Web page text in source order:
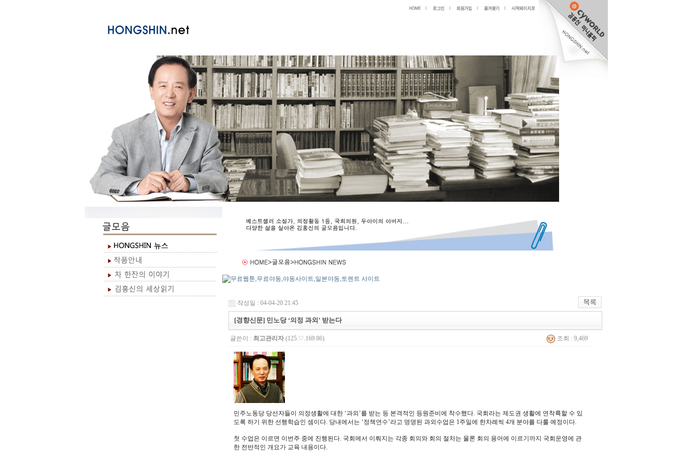
작성일 : 04-04-20 21:45
[경향신문] 민노당 ‘의정 과외’ 받는다
글쓴이 : 최고관리자(125.♡.169.86) 조회 : 9,469
민주노동당 당선자들이 의정생활에 대한 ‘과외’를 받는 등 본격적인 등원준비에 착수했다. 국회라는 제도권 생활에 연착륙할 수 있
도록 하기 위한 선행학습인 셈이다. 당내에서는 ‘정책연수’라고 명명된 과외수업은 1주일에 한차례씩 4개 분야를 다룰 예정이다.
첫 수업은 이르면 이번주 중에 진행된다. 국회에서 이뤄지는 각종 회의와 회의 절차는 물론 회의 용어에 이르기까지 국회운영에 관
한 전반적인 개요가 교육 내용이다.